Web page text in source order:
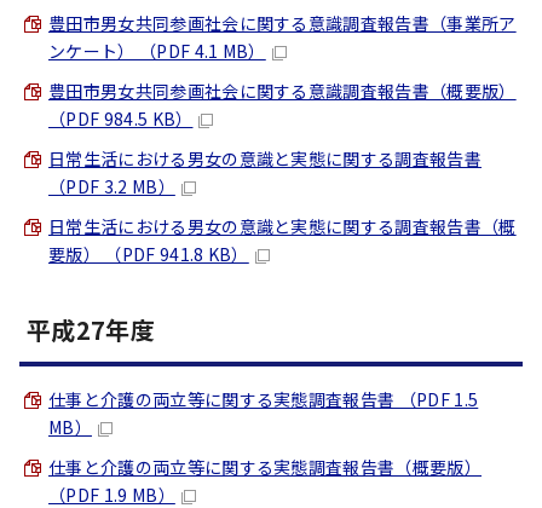
豊田市男女共同参画社会に関する意識調査報告書（事業所ア
ンケート） （PDF 4.1 MB）
豊田市男女共同参画社会に関する意識調査報告書（概要版）
（PDF 984.5 KB）
日常生活における男女の意識と実態に関する調査報告書
（PDF 3.2 MB）
日常生活における男女の意識と実態に関する調査報告書（概
要版） （PDF 941.8 KB）
平成27年度
仕事と介護の両立等に関する実態調査報告書 （PDF 1.5
MB）
仕事と介護の両立等に関する実態調査報告書（概要版）
（PDF 1.9 MB）